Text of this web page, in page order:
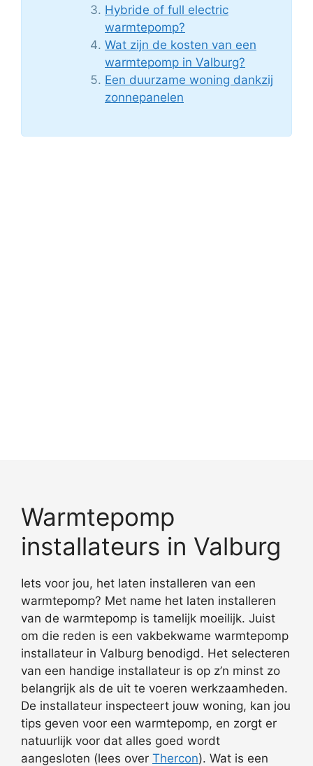
Hybride of full electric
warmtepomp?
Wat zijn de kosten van een
warmtepomp in Valburg?
Een duurzame woning dankzij
zonnepanelen
Warmtepomp
installateurs in Valburg
Iets voor jou, het laten installeren van een
warmtepomp? Met name het laten installeren
van de warmtepomp is tamelijk moeilijk. Juist
om die reden is een vakbekwame warmtepomp
installateur in Valburg benodigd. Het selecteren
van een handige installateur is op z’n minst zo
belangrijk als de uit te voeren werkzaamheden.
De installateur inspecteert jouw woning, kan jou
tips geven voor een warmtepomp, en zorgt er
natuurlijk voor dat alles goed wordt
aangesloten (lees over Thercon). Wat is een